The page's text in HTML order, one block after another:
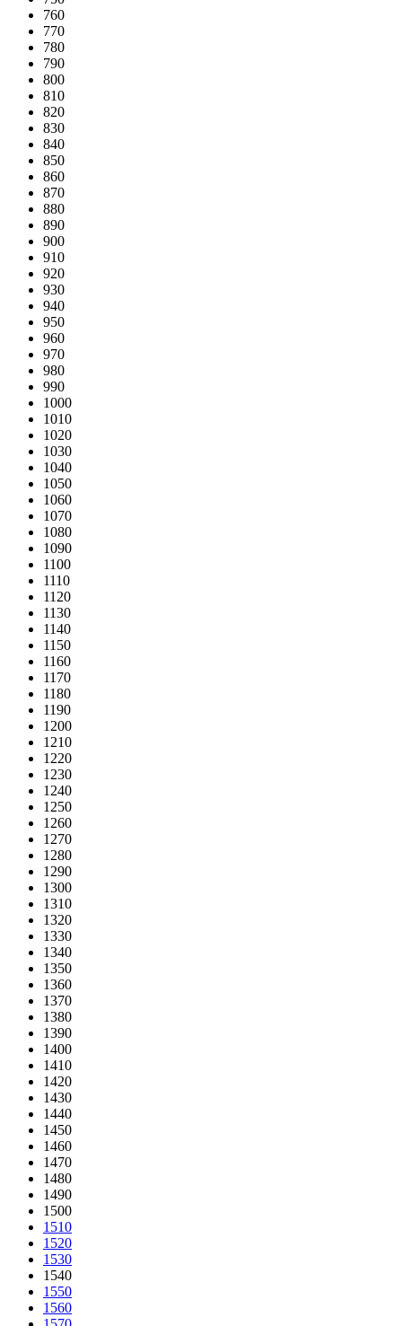
760
770
780
790
800
810
820
830
840
850
860
870
880
890
900
910
920
930
940
950
960
970
980
990
1000
1010
1020
1030
1040
1050
1060
1070
1080
1090
1100
1110
1120
1130
1140
1150
1160
1170
1180
1190
1200
1210
1220
1230
1240
1250
1260
1270
1280
1290
1300
1310
1320
1330
1340
1350
1360
1370
1380
1390
1400
1410
1420
1430
1440
1450
1460
1470
1480
1490
1500
1510
1520
1530
1540
1550
1560